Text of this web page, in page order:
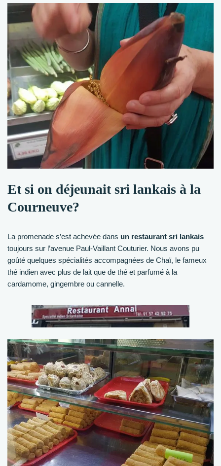
Et si on déjeunait sri lankais à la
Courneuve?
La promenade s’est achevée dans un restaurant sri lankais
toujours sur l’avenue Paul-Vaillant Couturier. Nous avons pu
goûté quelques spécialités accompagnées de Chaï, le fameux
thé indien avec plus de lait que de thé et parfumé à la
cardamome, gingembre ou cannelle.